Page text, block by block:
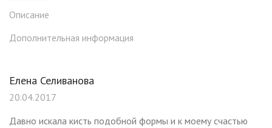
Описание
Дополнительная информация
Елена Селиванова
20.04.2017
Давно искала кисть подобной формы и к моему счастью